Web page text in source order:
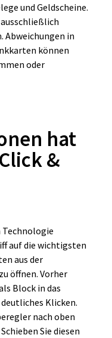
und Geldscheine.
Abweichungen in
können
oder
hat
&
Technologie
auf die wichtigsten
aus der
öffnen. Vorher
Block in das
Klicken.
nach oben
Sie diesen